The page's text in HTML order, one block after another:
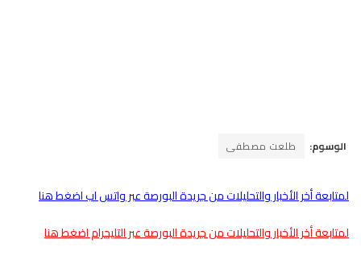
الوسوم: طلعت مصطفى
لمتابعة أخر الأخبار والتحليلات من جريدة البورصة عبر واتس اب اضغط هنا
لمتابعة أخر الأخبار والتحليلات من جريدة البورصة عبر التليجرام اضغط هنا